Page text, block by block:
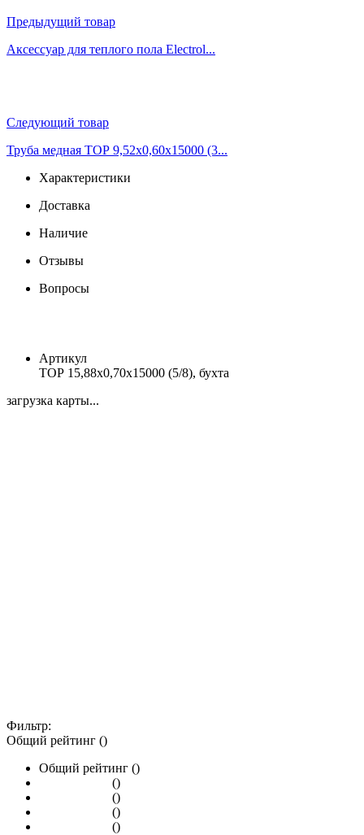
Предыдущий товар
Аксессуар для теплого пола Electrol...
Следующий товар
Труба медная ТОР 9,52х0,60х15000 (3...
Характеристики
Доставка
Наличие
Отзывы
Вопросы
Артикул
ТОР 15,88х0,70х15000 (5/8), бухта
загрузка карты...
Фильтр:
Общий рейтинг ()
Общий рейтинг ()
()
()
()
()